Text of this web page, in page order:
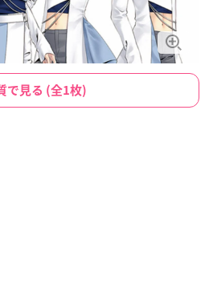
で見る (全1枚)